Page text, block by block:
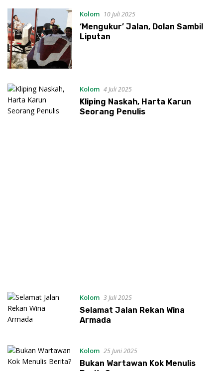
Kolom 10 Juli 2025
‘Mengukur’ Jalan, Dolan Sambil
Liputan
Kolom 4 Juli 2025
Kliping Naskah, Harta Karun
Seorang Penulis
Kolom 3 Juli 2025
Selamat Jalan Rekan Wina
Armada
Kolom 25 Juni 2025
Bukan Wartawan Kok Menulis